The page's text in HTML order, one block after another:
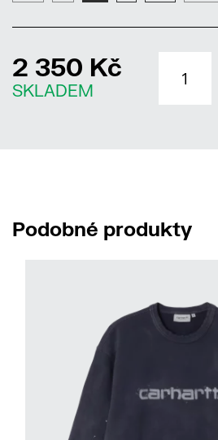
2 350 Kč
SKLADEM
Podobné produkty